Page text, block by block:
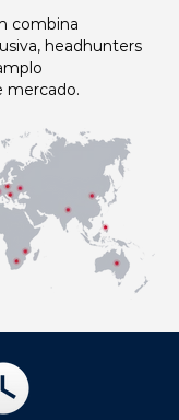
combina
headhunters
mercado.